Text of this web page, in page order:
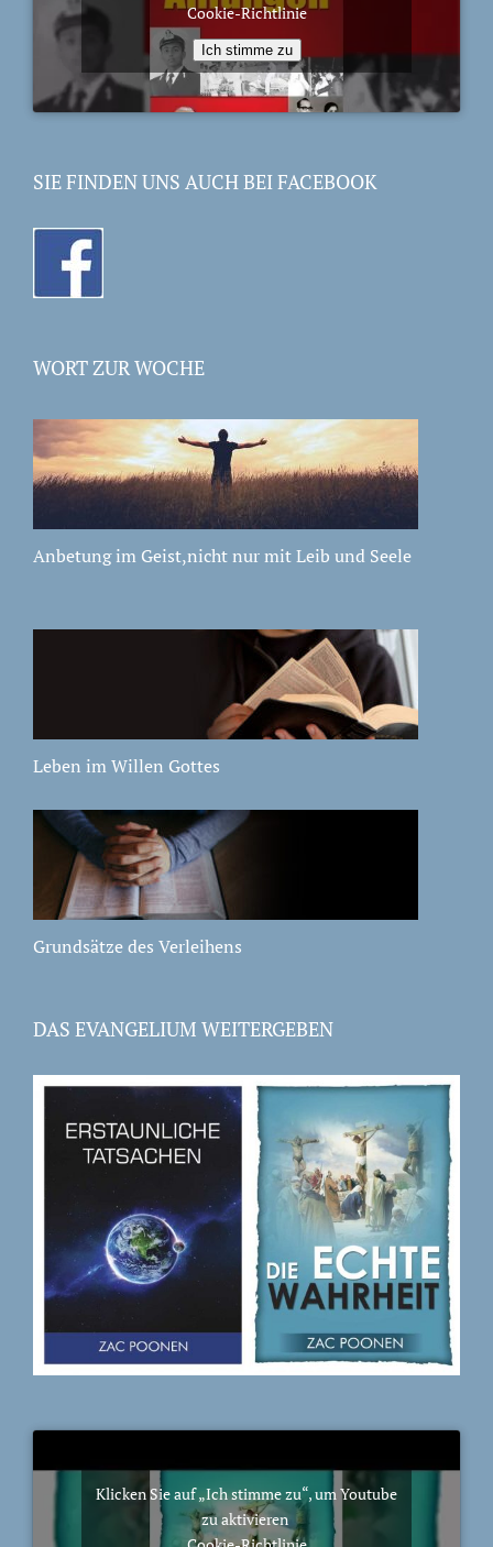
Cookie-Richtlinie
Ich stimme zu
SIE FINDEN UNS AUCH BEI FACEBOOK
WORT ZUR WOCHE
Anbetung im Geist,nicht nur mit Leib und Seele
Leben im Willen Gottes
Grundsätze des Verleihens
DAS EVANGELIUM WEITERGEBEN
Klicken Sie auf „Ich stimme zu“, um Youtube
zu aktivieren